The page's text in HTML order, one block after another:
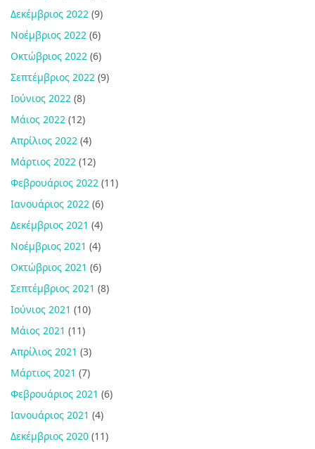
Δεκέμβριος 2022 (9)
Νοέμβριος 2022 (6)
Οκτώβριος 2022 (6)
Σεπτέμβριος 2022 (9)
Ιούνιος 2022 (8)
Μάιος 2022 (12)
Απρίλιος 2022 (4)
Μάρτιος 2022 (12)
Φεβρουάριος 2022 (11)
Ιανουάριος 2022 (6)
Δεκέμβριος 2021 (4)
Νοέμβριος 2021 (4)
Οκτώβριος 2021 (6)
Σεπτέμβριος 2021 (8)
Ιούνιος 2021 (10)
Μάιος 2021 (11)
Απρίλιος 2021 (3)
Μάρτιος 2021 (7)
Φεβρουάριος 2021 (6)
Ιανουάριος 2021 (4)
Δεκέμβριος 2020 (11)